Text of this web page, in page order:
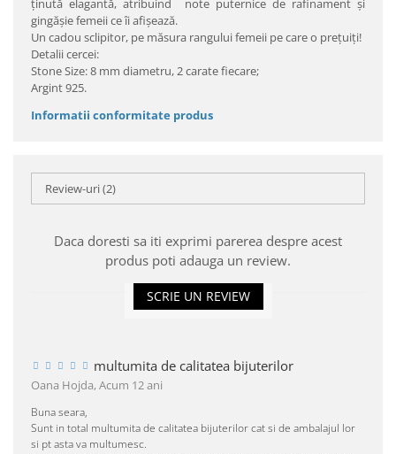
ţinută elagantă, atribuind note puternice de rafinament şi
gingăşie femeii ce îi afişează.
Un cadou sclipitor, pe măsura rangului femeii pe care o preţuiţi!
Detalii cercei:
Stone Size: 8 mm diametru, 2 carate fiecare;
Argint 925.
Informatii conformitate produs
Review-uri(2)
Daca doresti sa iti exprimi parerea despre acest
produs poti adauga un review.
SCRIE UN REVIEW
multumita de calitatea bijuterilor
Oana Hojda,Acum 12 ani
Buna seara,
Sunt in total multumita de calitatea bijuterilor cat si de ambalajul lor
si pt asta va multumesc.